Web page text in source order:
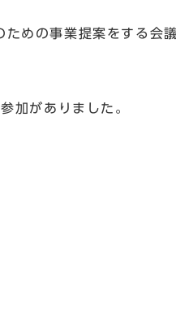
めの事業提案をする会議
加がありました。